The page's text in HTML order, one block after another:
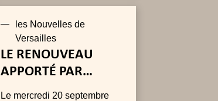
les Nouvelles de
Versailles
LE RENOUVEAU
APPORTÉ PAR
PERIGORD
Le mercredi 20 septembre